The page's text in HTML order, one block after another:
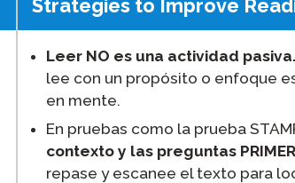
Strategies to Improve
Leer NO es una actividad pasiva.
lee con un propósito o enfoque
en mente.
En pruebas como la prueba
contexto y las preguntas
repase y escanee el texto para